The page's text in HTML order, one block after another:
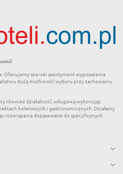
Oferujemy szeroki asortyment wyposażenia
dużą możliwość wyboru przy zachowaniu
działalność usługową wykonując
hotelowych i gastronomicznych. Działamy
rozwiązania dopasowane do specyficznych